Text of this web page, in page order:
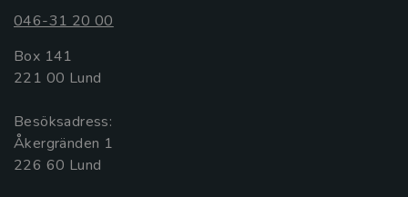
046-31 20 00
Box 141
221 00 Lund
Besöksadress:
Åkergränden 1